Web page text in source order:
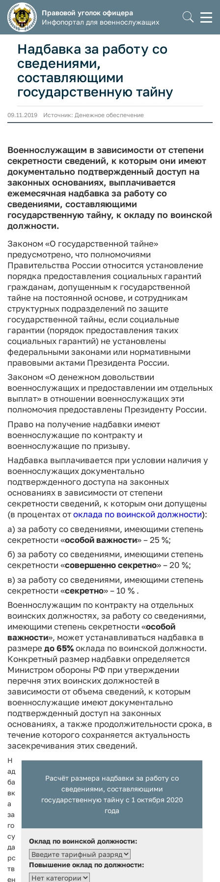
Правовой уголок офицера
Инфопортал для военнослужащих
Надбавка за работу со
сведениями,
составляющими
государственную тайну
09.11.2019 Источник: Денежное обеспечение
Военнослужащим в зависимости от степени
секретности сведений, к которым они имеют
документально подтвержденный доступ на
законных основаниях, выплачивается
ежемесячная надбавка за работу со
сведениями, составляющими
государственную тайну, к окладу по воинской
должности.
Законом «О государственной тайне»
предусмотрено, что полномочиями
Правительства России относится установление
порядка предоставления социальных гарантий
гражданам, допущенным к государственной
тайне на постоянной основе, и сотрудникам
структурных подразделений по защите
государственной тайны, если социальные
гарантии (порядок предоставления таких
социальных гарантий) не установлены
федеральными законами или нормативными
правовыми актами Президента России.
Законом «О денежном довольствии
военнослужащих и предоставлении им отдельных
выплат» в отношении военнослужащих эти
полномочия предоставлены Президенту России.
Право на получение надбавки имеют
военнослужащие по контракту и
военнослужащие по призыву.
Надбавка выплачивается при условии наличия у
военнослужащих документально
подтвержденного доступа на законных
основаниях в зависимости от степени
секретности сведений, к которым они допущены
(в процентах отоклада по воинской должности):
а) за работу со сведениями, имеющими степень
секретности «особой важности» – 25 %;
б) за работу со сведениями, имеющими степень
секретности «совершенно секретно» – 20 %;
в) за работу со сведениями, имеющими степень
секретности «секретно» – 10 % .
Военнослужащим по контракту на отдельных
воинских должностях, за работу со сведениями,
имеющими степень секретности «особой
важности», может устанавливаться надбавка в
размере до 65%оклада по воинской должности.
Конкретный размер надбавки определяется
Министром обороны РФ при утверждении
перечня этих воинских должностей в
зависимости от объема сведений, к которым
военнослужащие имеют документально
подтвержденный доступ на законных
основаниях, а также продолжительности срока, в
течение которого сохраняется актуальность
засекречивания этих сведений.
Расчёт размера надбавки за работу со
сведениями, составляющими
государственную тайну с 1 октября 2020
года
Оклад по воинской должности:
Повышение оклад по должности:
Н
ад
ба
вк
а
за
го
су
да
рс
тв
ен